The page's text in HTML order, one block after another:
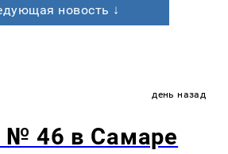
новость ↓
день назад
46 в Самаре